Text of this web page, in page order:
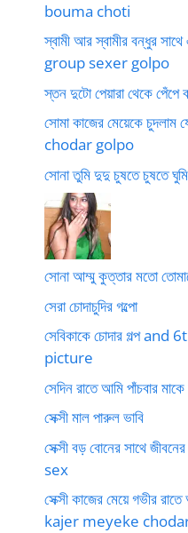
bouma choti
স্বামী আর স্বামীর বন্ধুর
group sexer golpo
স্তন দুটো পেয়ারা থেকে পেঁপে
সোমা কাজের মেয়েকে
chodar golpo
সোনা তুমি দুদু চুষতে চুষতে
সোনা আম্মু কুত্তার মতো
সেরা চোদাচুদির গল্পো
সেবিকাকে চোদার গল্প
picture
সেদিন রাতে আমি পাঁচবার মাকে
সেক্সী মাল পারুল ভাবি
সেক্সী বড় বোনের সাথে
sex
সেক্সী কাজের মেয়ে গভীর
kajer meyeke